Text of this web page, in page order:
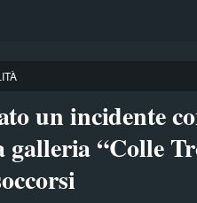
un incidente
galleria “Colle